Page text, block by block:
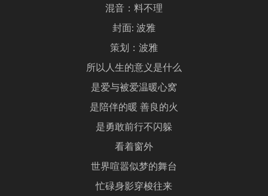
混音：料不理
封面: 波雅
策划：波雅
所以人生的意义是什么
是爱与被爱温暖心窝
是陪伴的暖 善良的火
是勇敢前行不闪躲
看着窗外
世界喧嚣似梦的舞台
忙碌身影穿梭往来